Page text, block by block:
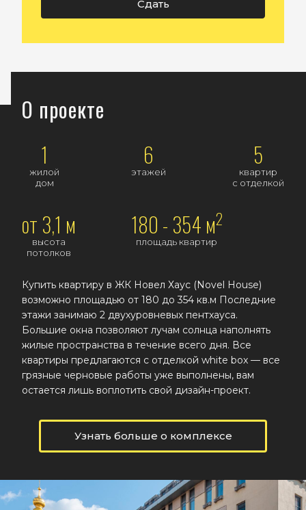
Сдать
О проекте
1
жилой
дом
6
этажей
5
квартир
с отделкой
от 3,1 м
высота
потолков
180 - 354 м2
площадь квартир
Купить квартиру в ЖК Новел Хаус (Novel House)
возможно площадью от 180 до 354 кв.м Последние
этажи занимаю 2 двухуровневых пентхауса.
Большие окна позволяют лучам солнца наполнять
жилые пространства в течение всего дня. Все
квартиры предлагаются с отделкой white box — все
грязные черновые работы уже выполнены, вам
остается лишь воплотить свой дизайн-проект.
Узнать больше о комплексе